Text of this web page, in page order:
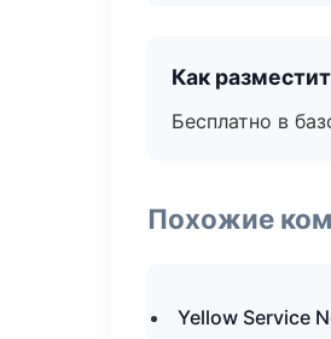
Как
Бесплатно в
Похожие
Yellow Service